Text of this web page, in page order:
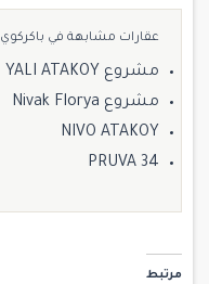
عقارات مشابهة في باكركوي
مشروع YALI ATAKOY
مشروع Nivak Florya
NIVO ATAKOY
PRUVA 34
مرتبط